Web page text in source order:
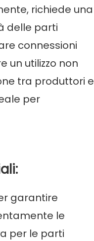
richiede una
delle parti
connessioni
un utilizzo non
tra produttori e
per
garantire
le
per le parti